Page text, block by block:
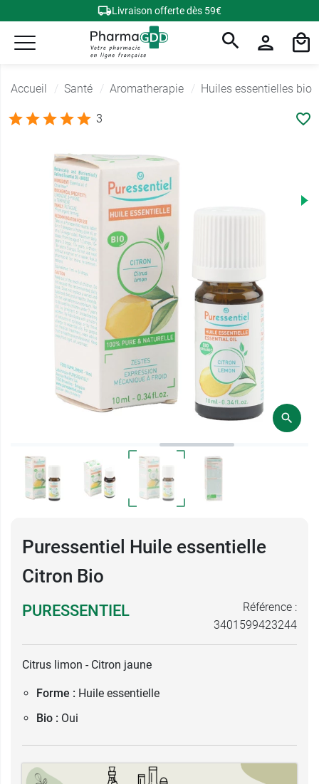
Livraison offerte dès 59€
Accueil Santé Aromatherapie Huiles essentielles bio
3
Puressentiel Huile essentielle
Citron Bio
PURESSENTIEL
Référence :
3401599423244
Citrus limon - Citron jaune
Forme : Huile essentielle
Bio : Oui